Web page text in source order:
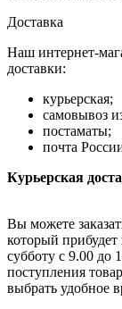
Доставка
Наш интернет-
доставки:
курьерская;
самовывоз
постаматы;
почта
Курьерская
Вы можете
который
субботу с 9.00 до
поступления
выбрать удобное